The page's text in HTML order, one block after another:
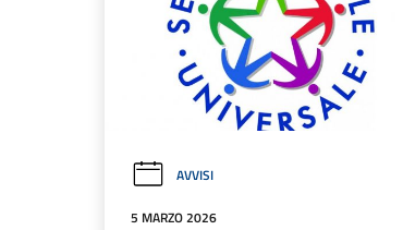
AVVISI
5 MARZO 2026